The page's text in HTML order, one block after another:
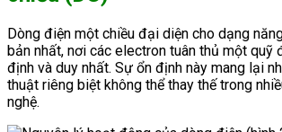
Dòng điện một chiều đại diện cho dạng
bản nhất, nơi các electron tuân thủ một quỹ
định và duy nhất. Sự ổn định này mang lại
thuật riêng biệt không thể thay thế trong
nghệ.